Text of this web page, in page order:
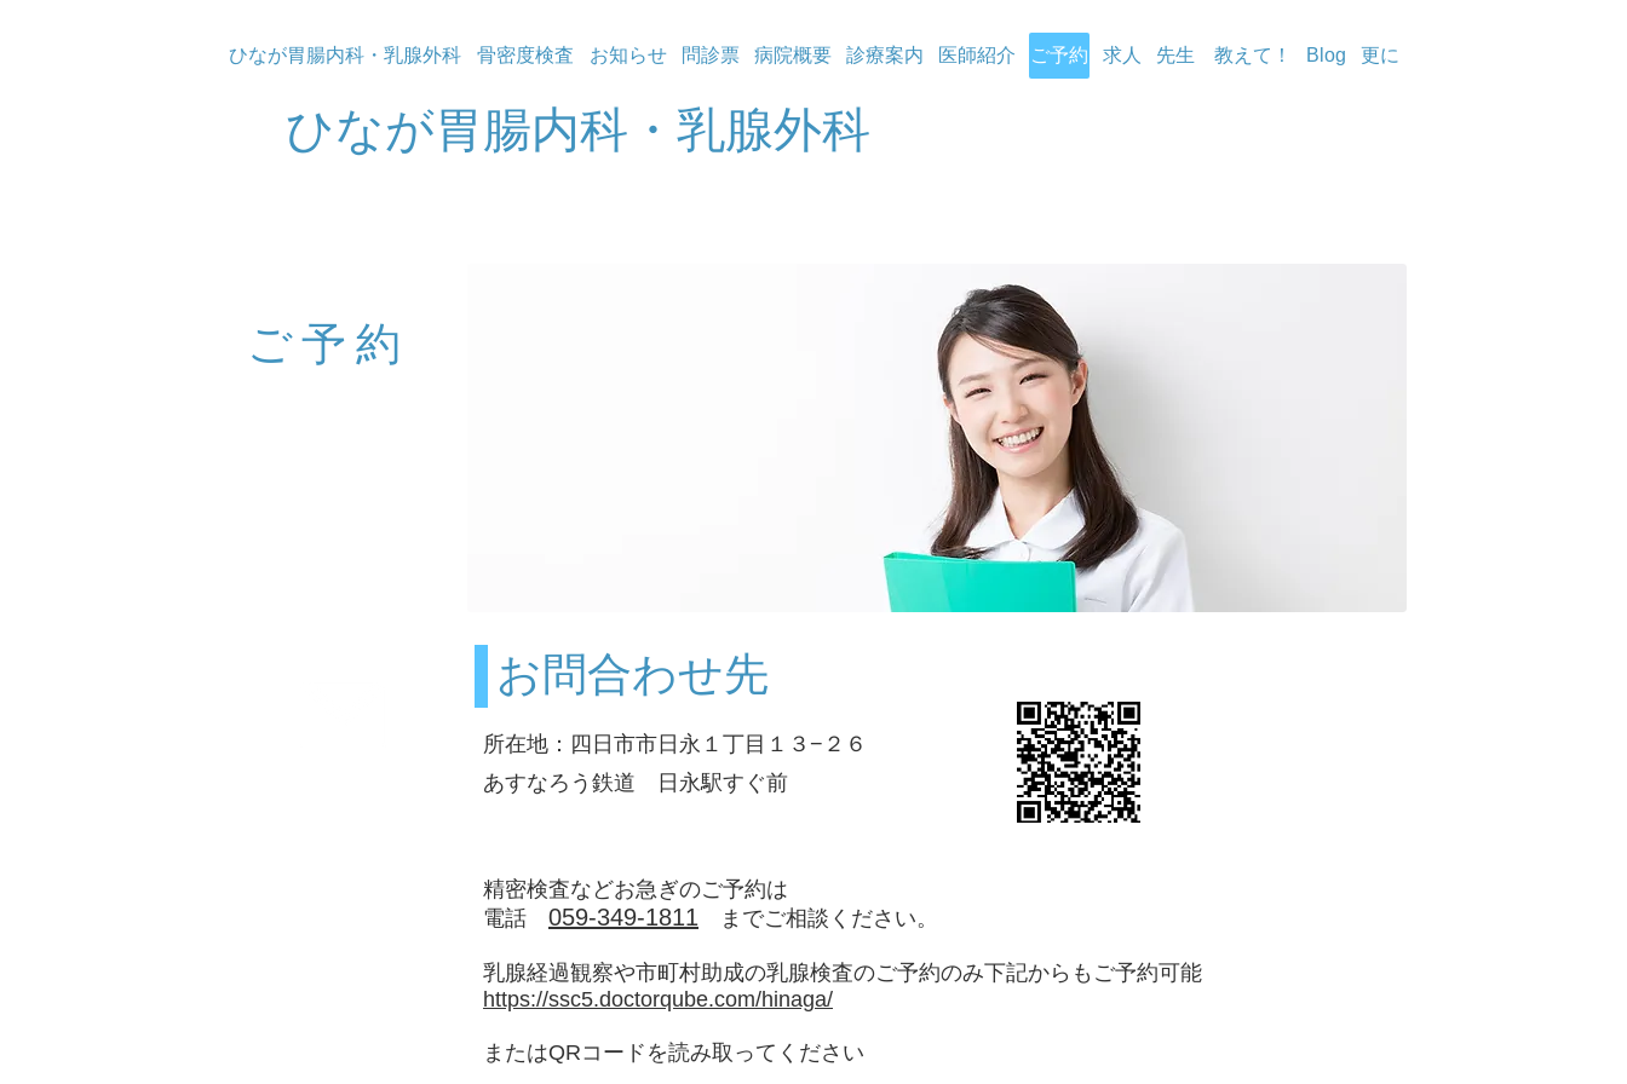
ひなが胃腸内科・乳腺外科 骨密度検査 お知らせ 問診票 病院概要 診療案内 医師紹介 ご予約 求人 先生 教えて！ Blog 更に
ひなが胃腸内科・乳腺外科
​ご予約
お問合わせ先
所在地：四日市市日永１丁目１３−２６
​あすなろう鉄道 日永駅すぐ前
精密検査などお急ぎのご予約は
電話 059-349-1811 までご相談ください。
​乳腺経過観察や市町村助成の乳腺検査のご予約のみ下記からもご予約可能
https://ssc5.doctorqube.com/hinaga/
またはQRコードを読み取ってください